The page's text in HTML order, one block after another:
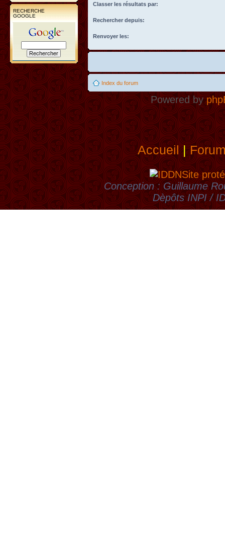
RECHERCHE
GOOGLE
Classer les résultats par:
Rechercher depuis:
Renvoyer les:
Index du forum
Powered by
Accueil|
Site
Conception : Guillaume
Dèpôts INPI /